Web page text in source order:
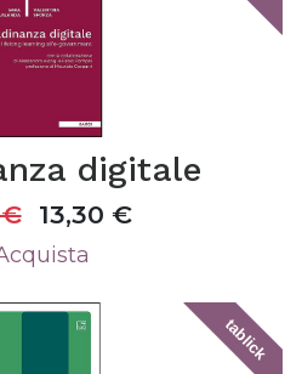
digitale
13,30 €
tablick